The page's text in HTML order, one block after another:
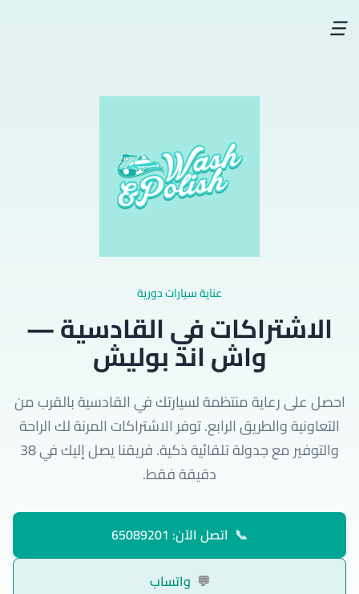
☰
عناية سيارات دورية
الاشتراكات في القادسية —
واش اند بوليش
احصل على رعاية منتظمة لسيارتك في القادسية بالقرب من
التعاونية والطريق الرابع. توفر الاشتراكات المرنة لك الراحة
والتوفير مع جدولة تلقائية ذكية. فريقنا يصل إليك في 38
دقيقة فقط.
📞 اتصل الآن: 65089201
💬 واتساب